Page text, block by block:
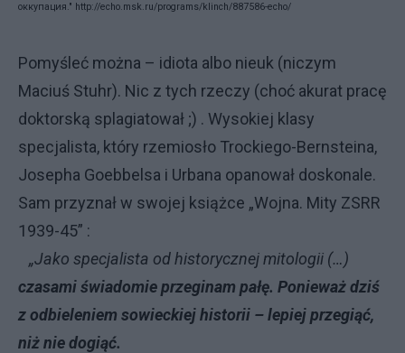
оккупация." http://echo.msk.ru/programs/klinch/887586-echo/
Pomyśleć można – idiota albo nieuk (niczym
Maciuś Stuhr). Nic z tych rzeczy (choć akurat pracę
doktorską splagiatował ;) . Wysokiej klasy
specjalista, który rzemiosło Trockiego-Bernsteina,
Josepha Goebbelsa i Urbana opanował doskonale.
Sam przyznał w swojej książce „Wojna. Mity ZSRR
1939-45” :
„Jako specjalista od historycznej mitologii (…)
czasami świadomie przeginam pałę. Ponieważ dziś
z odbieleniem sowieckiej historii – lepiej przegiąć,
niż nie dogiąć.